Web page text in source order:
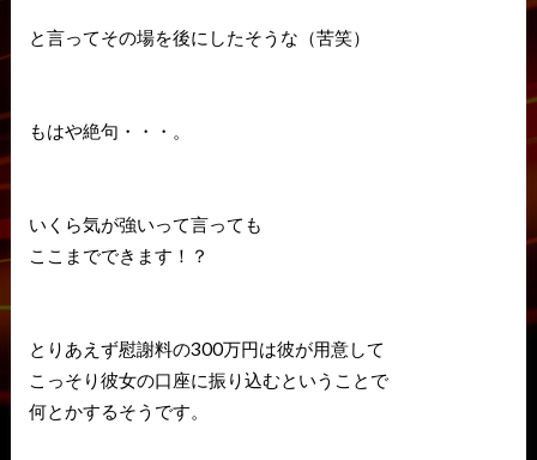
と言ってその場を後にしたそうな（苦笑）
もはや絶句・・・。
いくら気が強いって言っても
ここまでできます！？
とりあえず慰謝料の300万円は彼が用意して
こっそり彼女の口座に振り込むということで
何とかするそうです。